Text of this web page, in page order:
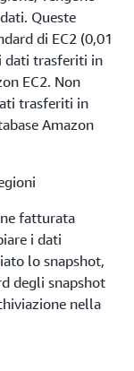
Queste
di EC2 (0,01
dati trasferiti in
EC2. Non
trasferiti in
Amazon
fatturata
i dati
lo snapshot,
degli snapshot
nella